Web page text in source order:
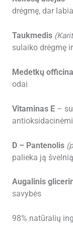
drėgmę, dar
Taukmedis
sulaiko drėgmę
Medetkų
odai
Vitaminas E–
D – Pantenolis
palieka ją
Augalinis
savybės
98% natūralių